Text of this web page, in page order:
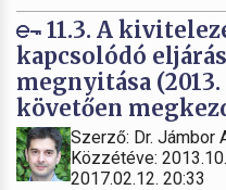
11.3. A
kapcsolódó
megnyitása
követően
Szerző: Dr. Jámbor
Közzétéve:
2017.02.12. 20:33